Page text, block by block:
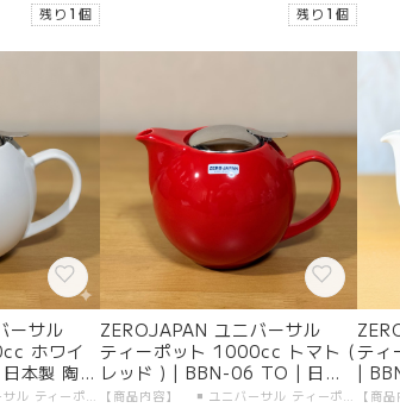
残り 1 個 残り 1 個
ーサル
ホワイ
本製 陶器
ZEROJAPAN ユニバーサル
ティーポット 1000cc トマト (
レッド ) | BBN-06 TO | 日本
製 陶器 美濃焼
ティ
|
濃焼